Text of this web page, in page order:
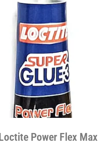
Loctite Power Flex Max